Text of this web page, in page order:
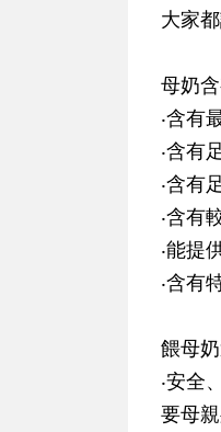
大家
母奶
‧含有
‧含有
‧含有
‧含有
‧能提
‧含有
餵母
‧安全
要母